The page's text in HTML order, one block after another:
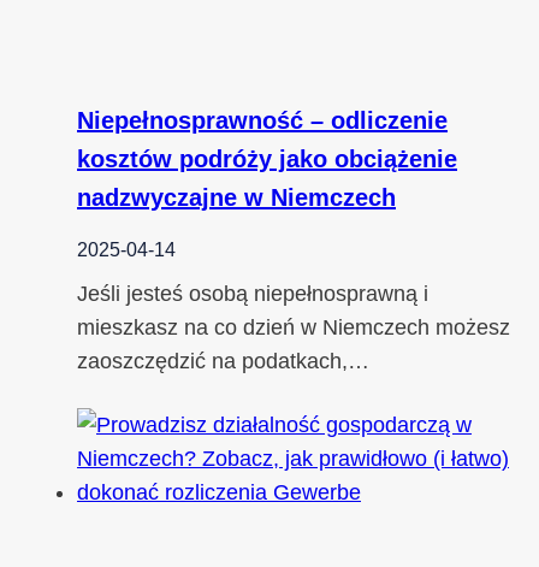
Niepełnosprawność – odliczenie
kosztów podróży jako obciążenie
nadzwyczajne w Niemczech
2025-04-14
Jeśli jesteś osobą niepełnosprawną i
mieszkasz na co dzień w Niemczech możesz
zaoszczędzić na podatkach,…